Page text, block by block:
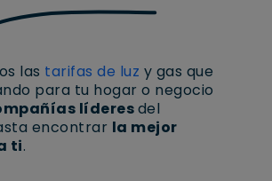
las tarifas de luz y gas que
para tu hogar o negocio
líderesdel
encontrar la mejor
ti.